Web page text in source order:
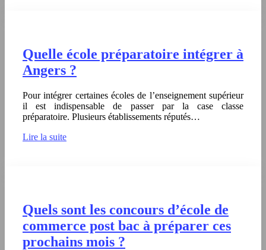
Quelle école préparatoire intégrer à
Angers ?
Pour intégrer certaines écoles de l’enseignement supérieur
il est indispensable de passer par la case classe
préparatoire. Plusieurs établissements réputés…
Lire la suite
Quels sont les concours d’école de
commerce post bac à préparer ces
prochains mois ?